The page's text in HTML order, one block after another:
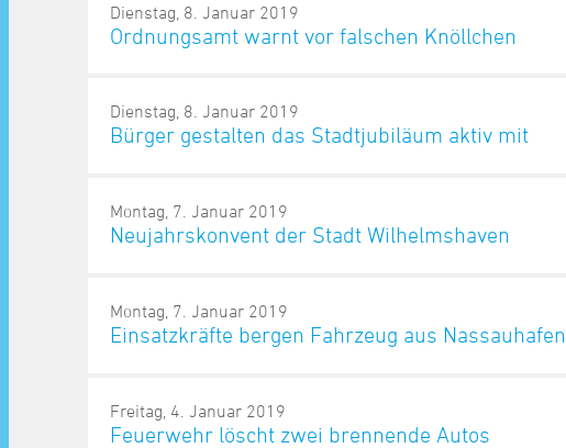
Dienstag, 8. Januar 2019
Ordnungsamt warnt vor falschen Knöllchen
Dienstag, 8. Januar 2019
Bürger gestalten das Stadtjubiläum aktiv mit
Montag, 7. Januar 2019
Neujahrskonvent der Stadt Wilhelmshaven
Montag, 7. Januar 2019
Einsatzkräfte bergen Fahrzeug aus Nassauhafen
Freitag, 4. Januar 2019
Feuerwehr löscht zwei brennende Autos